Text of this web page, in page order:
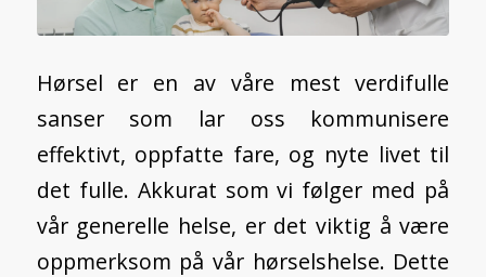
Hørsel er en av våre mest verdifulle
sanser som lar oss kommunisere
effektivt, oppfatte fare, og nyte livet til
det fulle. Akkurat som vi følger med på
vår generelle helse, er det viktig å være
oppmerksom på vår hørselshelse. Dette